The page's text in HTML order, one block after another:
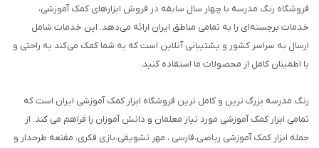
طرح های تشویقی
گیفت ها و جوایز
سایر محصولات
فروشگاه رنگ مدرسه با چهار سال سابقه در فروش ابزارهای کمک آموزشی،
خدمات برجسته‌ای را به تمامی مناطق ایران ارائه می‌دهد. این خدمات شامل
ارسال به سراسر کشور و پشتیبانی آنلاین است که به شما کمک می‌کند به راحتی و
با اطمینان کامل از محصولات ما استفاده کنید.
رنگ مدرسه بزرگ ترین و کامل ترین فروشگاه ابزار کمک آموزشی ایران است که
تمامی ابزار کمک آموزشی مورد نیاز معلمان و دانش آموزان را فراهم می کند. از
جمله ابزار کمک آموزشی ریاضی،فارسی ، مهر تشویقی،بازی فکری، مقنعه طرحدار و